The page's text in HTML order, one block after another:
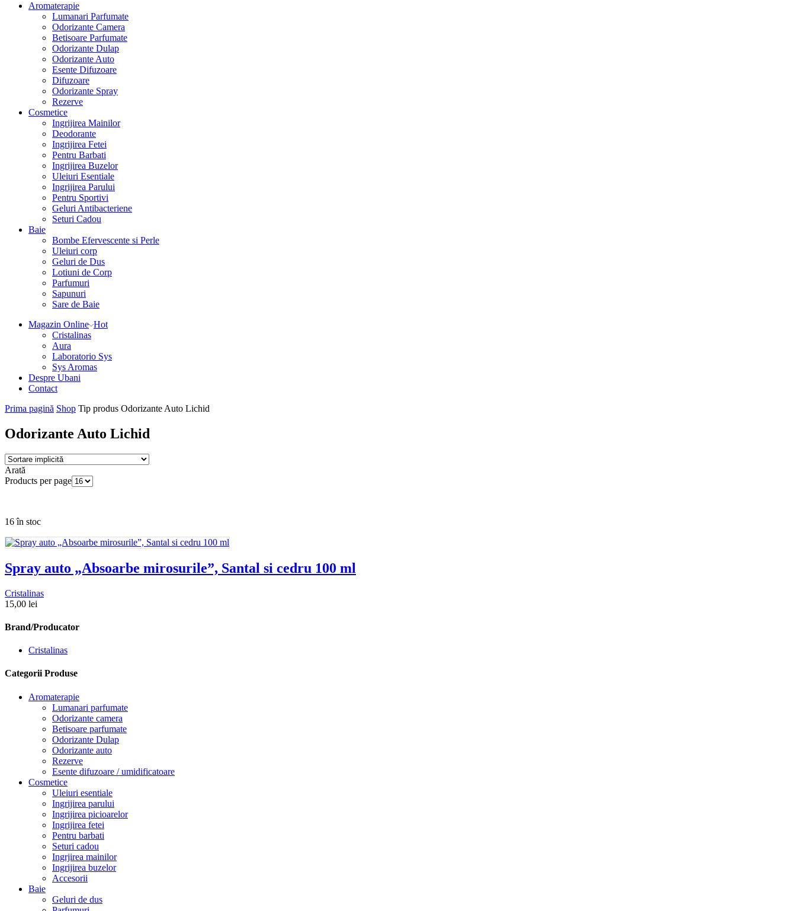
Aromaterapie
Lumanari Parfumate
Odorizante Camera
Betisoare Parfumate
Odorizante Dulap
Odorizante Auto
Esente Difuzoare
Difuzoare
Odorizante Spray
Rezerve
Cosmetice
Ingrijirea Mainilor
Deodorante
Ingrijirea Fetei
Pentru Barbati
Ingrijirea Buzelor
Uleiuri Esentiale
Ingrijirea Parului
Pentru Sportivi
Geluri Antibacteriene
Seturi Cadou
Baie
Bombe Efervescente si Perle
Uleiuri corp
Geluri de Dus
Lotiuni de Corp
Parfumuri
Sapunuri
Sare de Baie
Magazin Online Hot
Cristalinas
Aura
Laboratorio Sys
Sys Aromas
Despre Ubani
Contact
Prima pagină Shop Tip produs Odorizante Auto Lichid
Odorizante Auto Lichid
Arată
Products per page
16 în stoc
Spray auto „Absoarbe mirosurile”, Santal si cedru 100 ml
Cristalinas
15,00 lei
Brand/Producator
Cristalinas
Categorii Produse
Aromaterapie
Lumanari parfumate
Odorizante camera
Betisoare parfumate
Odorizante Dulap
Odorizante auto
Rezerve
Esente difuzoare / umidificatoare
Cosmetice
Uleiuri esentiale
Ingrijirea parului
Ingrijirea picioarelor
Ingrijirea fetei
Pentru barbati
Seturi cadou
Ingrjirea mainilor
Ingrijirea buzelor
Accesorii
Baie
Geluri de dus